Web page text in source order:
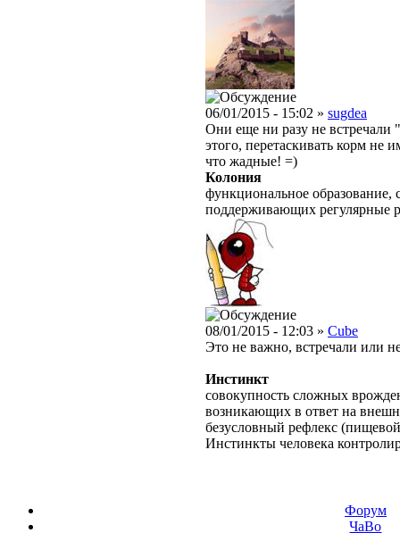
06/01/2015 - 15:02 » sugdea
Они еще ни разу не встречали
этого, перетаскивать корм не
что жадные! =)
Колония
функциональное образование,
поддерживающих регулярные
08/01/2015 - 12:03 » Cube
Это не важно, встречали или
Инстинкт
совокупность сложных
возникающих в ответ на
безусловный рефлекс
Инстинкты человека
Форум
ЧаВо